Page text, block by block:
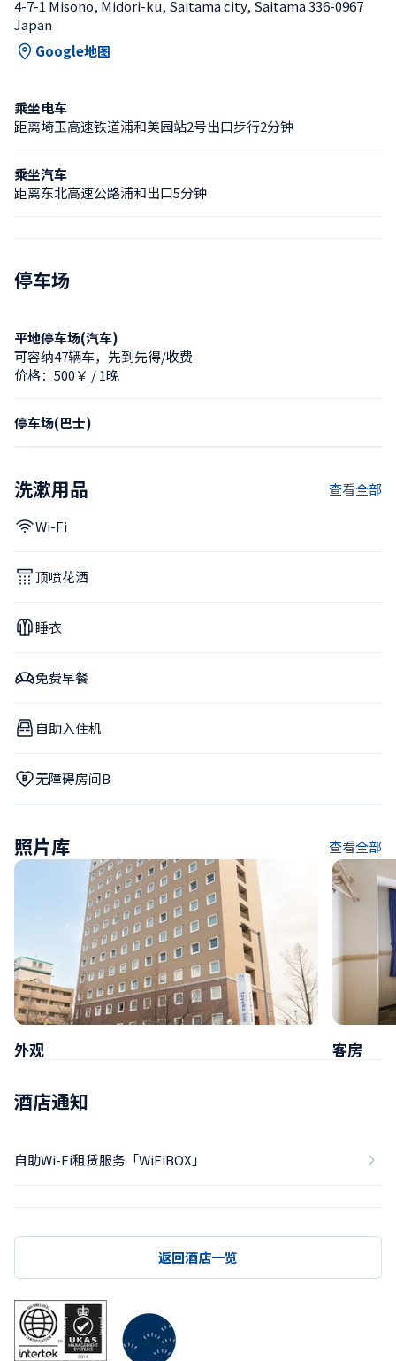
4-7-1 Misono, Midori-ku, Saitama city, Saitama 336-0967
Japan
Google地图
乘坐电车
距离埼玉高速铁道浦和美园站2号出口步行2分钟
乘坐汽车
距离东北高速公路浦和出口5分钟
停车场
平地停车场(汽车)
可容纳47辆车，先到先得/收费
价格：500￥ / 1晚
停车场(巴士)
洗漱用品 查看全部
Wi-Fi
顶喷花洒
睡衣
免费早餐
自助入住机
无障碍房间B
照片库 查看全部
外观 客房
酒店通知
自助Wi-Fi租赁服务「WiFiBOX」
返回酒店一览